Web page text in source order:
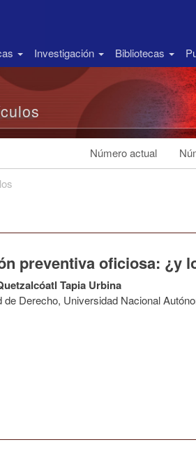
Investigación Bibliotecas
Número actual
preventiva oficiosa: ¿y
Tapia Urbina
de Derecho, Universidad Nacional